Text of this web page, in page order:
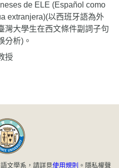
de ELE (Español como
extranjera)(以西班牙語為外
灣大學生在西文條件副詞子句
分析)。
授
文學系，請詳見使用規則 。 隱私權聲